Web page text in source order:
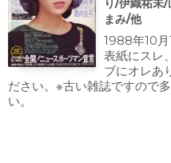
り/伊織祐未
まみ/他
1988年10
表紙にスレ
ブにオレあ
ださい。※古い雑誌ですので
い。